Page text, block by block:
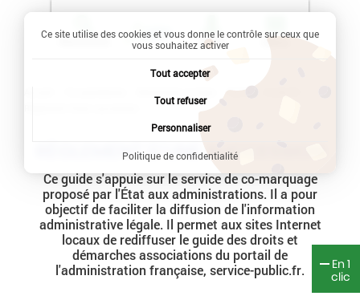
Recherche Profil Menu
En 1
clic
Famille - Scolarité
RÈGLEMENT D'UNE SUCCESSION
Ce guide s'appuie sur le service de co-marquage
proposé par l'État aux administrations. Il a pour
objectif de faciliter la diffusion de l'information
administrative légale. Il permet aux sites Internet
locaux de rediffuser le guide des droits et
démarches associations du portail de
l'administration française, service-public.fr.
Ce site utilise des cookies et vous donne le contrôle sur ceux que
vous souhaitez activer
Tout accepter
Tout refuser
Personnaliser
Politique de confidentialité